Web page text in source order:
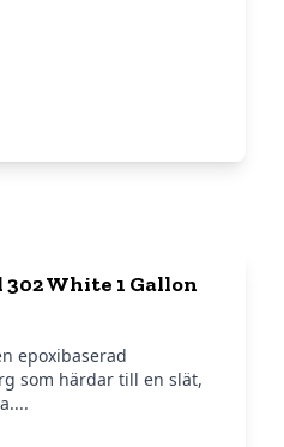
White 1 Gallon
epoxibaserad
som härdar till en slät,